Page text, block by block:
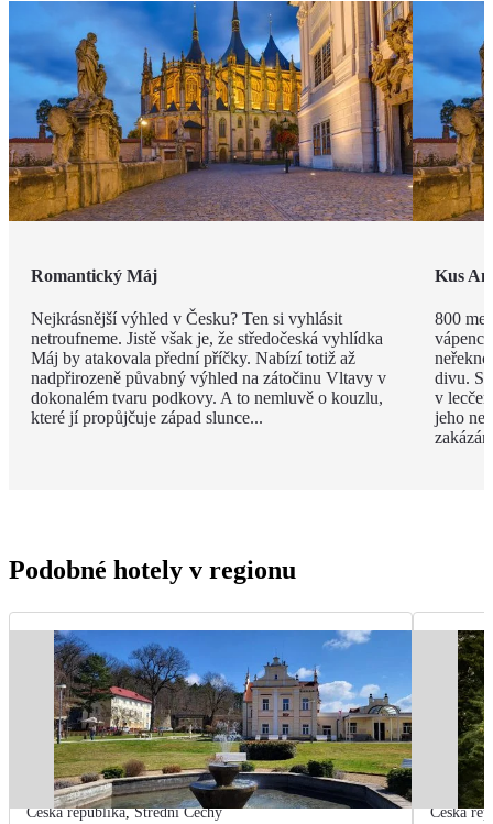
Romantický Máj
Nejkrásnější výhled v Česku? Ten si vyhlásit
netroufneme. Jistě však je, že středočeská vyhlídka
Máj by atakovala přední příčky. Nabízí totiž až
nadpřirozeně půvabný výhled na zátočinu Vltavy v
dokonalém tvaru podkovy. A to nemluvě o kouzlu,
které jí propůjčuje západ slunce...
Kus
800
divu.
v
jeho
Podobné hotely v regionu
Česká republika,Střední Čechy Česká